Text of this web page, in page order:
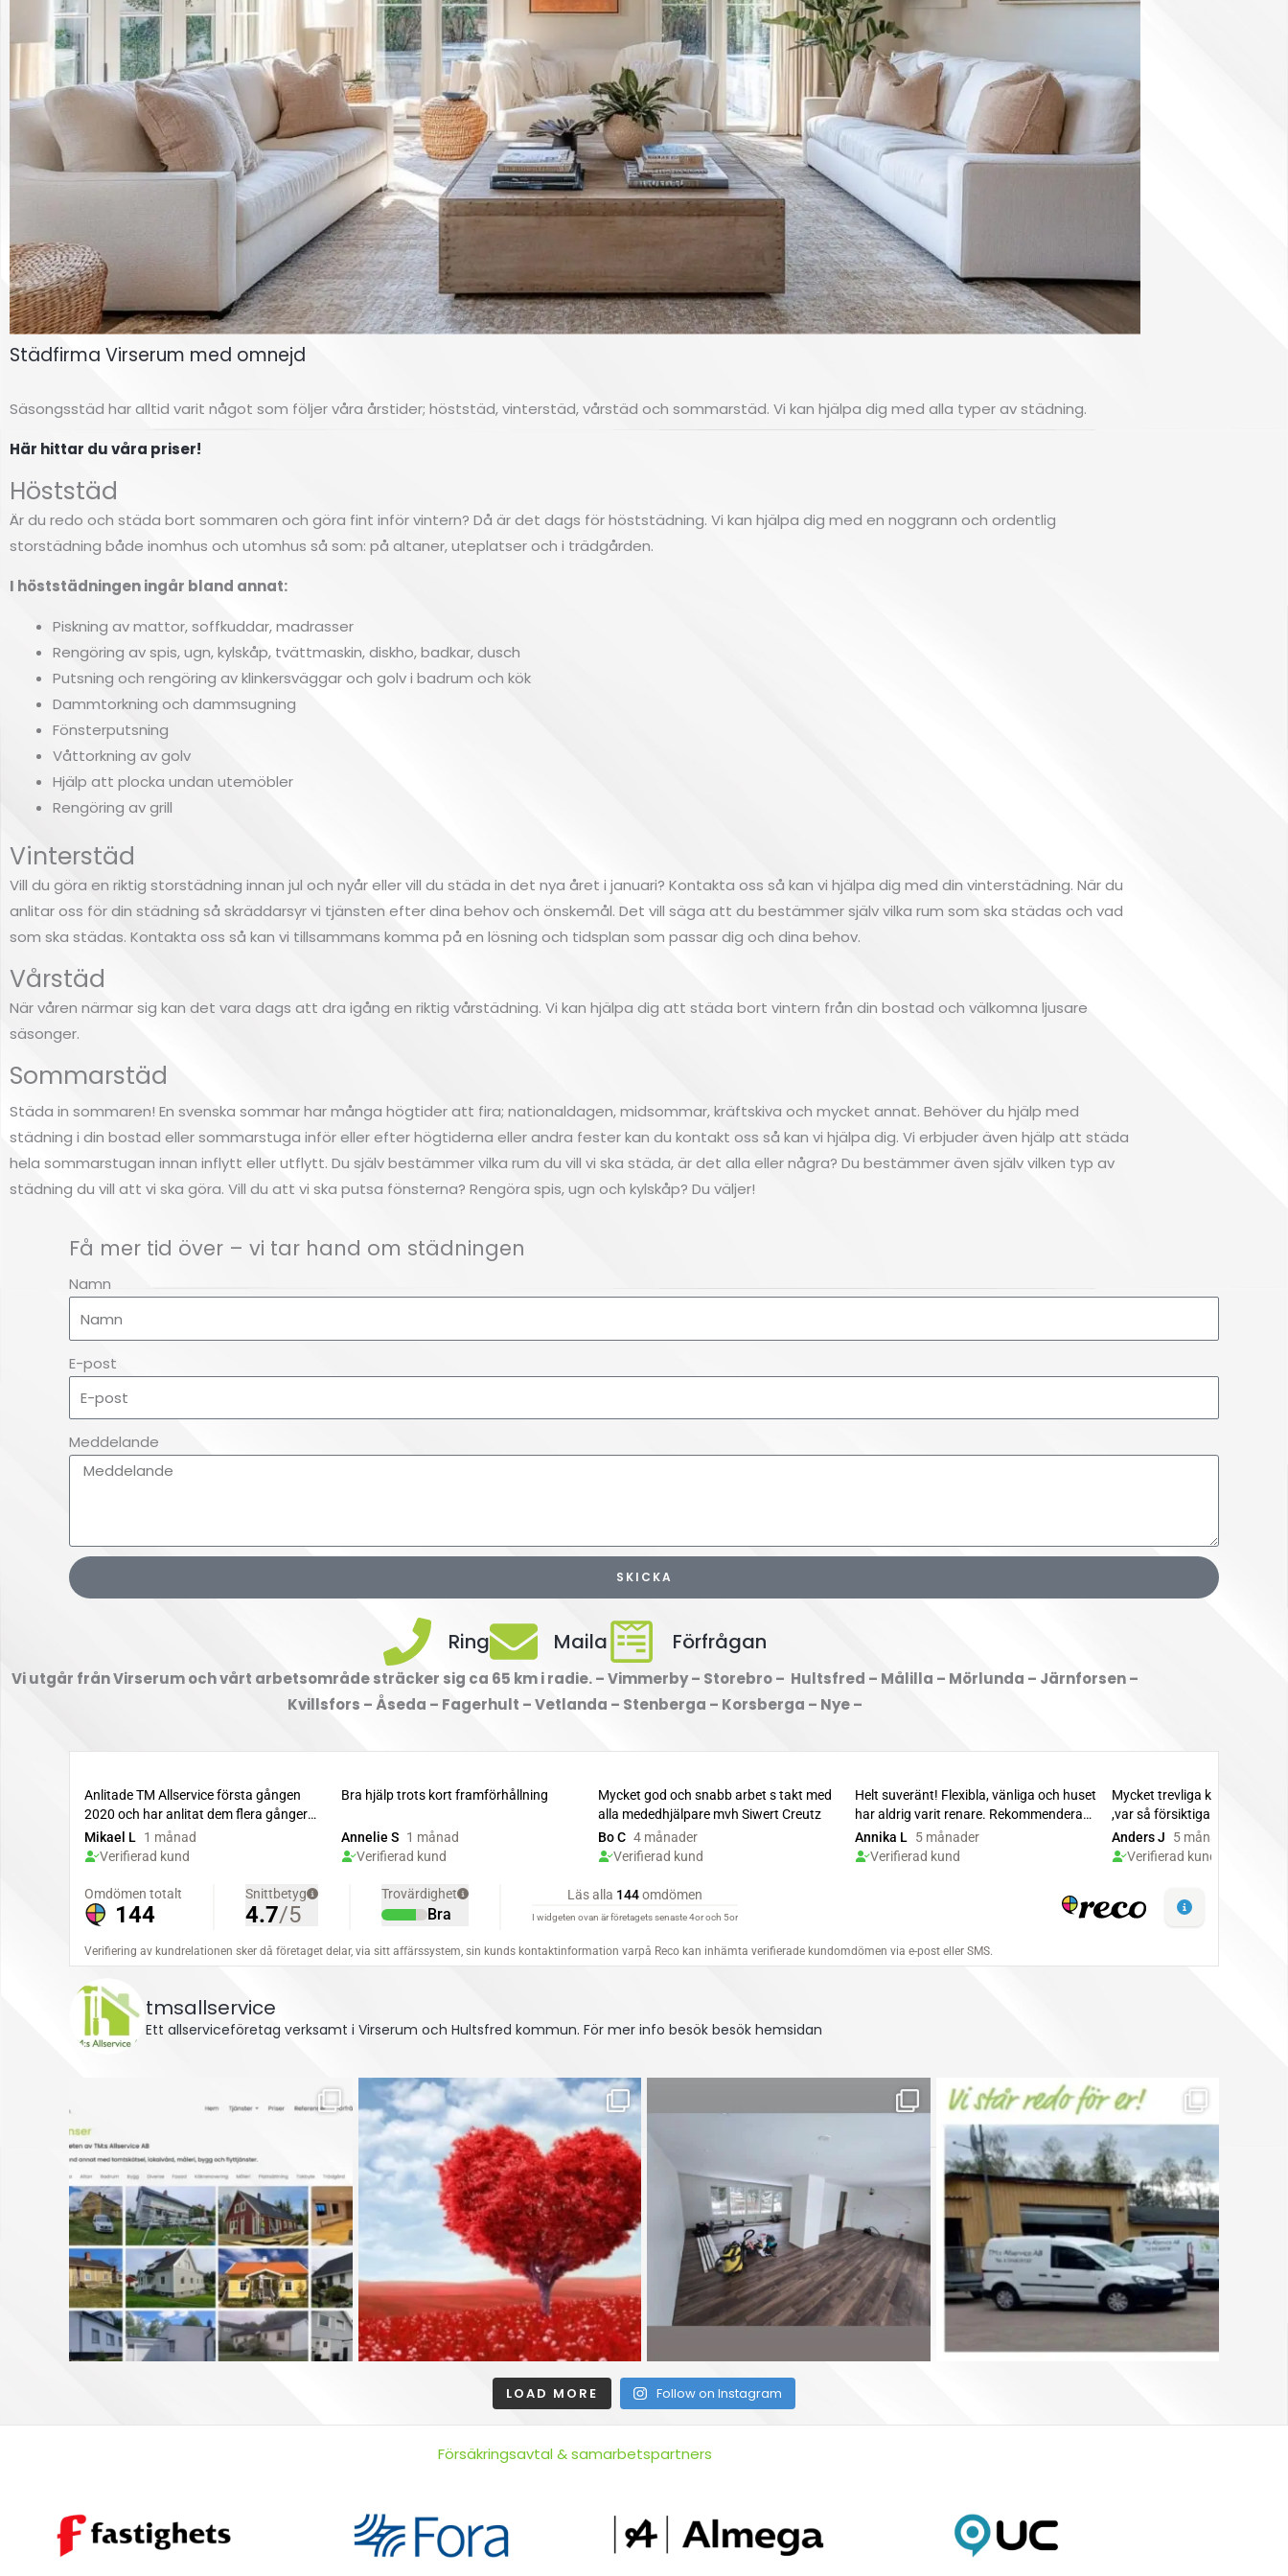
Städfirma Virserum med omnejd
Säsongsstäd har alltid varit något som följer våra årstider; höststäd, vinterstäd, vårstäd och sommarstäd. Vi kan hjälpa dig med alla typer av städning.
Här hittar du våra priser!
Höststäd
Är du redo och städa bort sommaren och göra fint inför vintern? Då är det dags för höststädning. Vi kan hjälpa dig med en noggrann och ordentlig
storstädning både inomhus och utomhus så som: på altaner, uteplatser och i trädgården.
I höststädningen ingår bland annat:
Piskning av mattor, soffkuddar, madrasser
Rengöring av spis, ugn, kylskåp, tvättmaskin, diskho, badkar, dusch
Putsning och rengöring av klinkersväggar och golv i badrum och kök
Dammtorkning och dammsugning
Fönsterputsning
Våttorkning av golv
Hjälp att plocka undan utemöbler
Rengöring av grill
Vinterstäd
Vill du göra en riktig storstädning innan jul och nyår eller vill du städa in det nya året i januari? Kontakta oss så kan vi hjälpa dig med din vinterstädning. När du
anlitar oss för din städning så skräddarsyr vi tjänsten efter dina behov och önskemål. Det vill säga att du bestämmer själv vilka rum som ska städas och vad
som ska städas. Kontakta oss så kan vi tillsammans komma på en lösning och tidsplan som passar dig och dina behov.
Vårstäd
När våren närmar sig kan det vara dags att dra igång en riktig vårstädning. Vi kan hjälpa dig att städa bort vintern från din bostad och välkomna ljusare
säsonger.
Sommarstäd
Städa in sommaren! En svenska sommar har många högtider att fira; nationaldagen, midsommar, kräftskiva och mycket annat. Behöver du hjälp med
städning i din bostad eller sommarstuga inför eller efter högtiderna eller andra fester kan du kontakt oss så kan vi hjälpa dig. Vi erbjuder även hjälp att städa
hela sommarstugan innan inflytt eller utflytt. Du själv bestämmer vilka rum du vill vi ska städa, är det alla eller några? Du bestämmer även själv vilken typ av
städning du vill att vi ska göra. Vill du att vi ska putsa fönsterna? Rengöra spis, ugn och kylskåp? Du väljer!
Få mer tid över – vi tar hand om städningen
Namn
E-post
Meddelande
SKICKA
Ring Maila Förfrågan
Vi utgår från Virserum och vårt arbetsområde sträcker sig ca 65 km i radie. – Vimmerby – Storebro – Hultsfred – Målilla – Mörlunda – Järnforsen –
Kvillsfors – Åseda – Fagerhult – Vetlanda – Stenberga – Korsberga – Nye –
tmsallservice
Ett allserviceföretag verksamt i Virserum och Hultsfred kommun. För mer info besök besök hemsidan
LOAD MORE Follow on Instagram
Försäkringsavtal & samarbetspartners